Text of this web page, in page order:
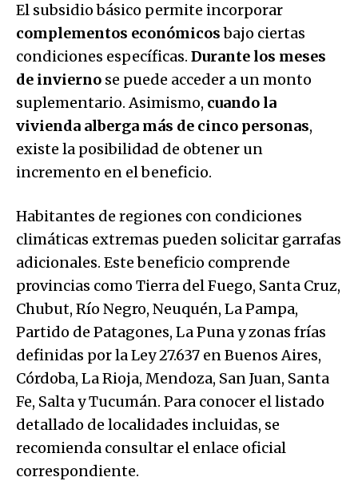
El subsidio básico permite incorporar
complementos económicosbajo ciertas
condiciones específicas. Durante los meses
de invierno se puede acceder a un monto
suplementario. Asimismo, cuando la
vivienda alberga más de cinco personas,
existe la posibilidad de obtener un
incremento en el beneficio.
Habitantes de regiones con condiciones
climáticas extremas pueden solicitar garrafas
adicionales. Este beneficio comprende
provincias como Tierra del Fuego, Santa Cruz,
Chubut, Río Negro, Neuquén, La Pampa,
Partido de Patagones, La Puna y zonas frías
definidas por la Ley 27.637 en Buenos Aires,
Córdoba, La Rioja, Mendoza, San Juan, Santa
Fe, Salta y Tucumán. Para conocer el listado
detallado de localidades incluidas, se
recomienda consultar el enlace oficial
correspondiente.